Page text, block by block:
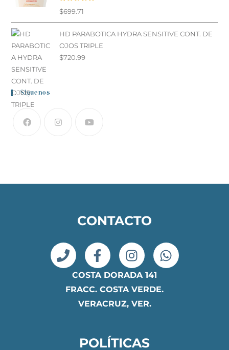
Valorado en
$699.71
HD PARABOTICA HYDRA SENSITIVE CONT. DE
OJOS TRIPLE
$720.99
Siguenos
CONTACTO
COSTA DORADA 141
FRACC. COSTA VERDE.
VERACRUZ, VER.
POLÍTICAS